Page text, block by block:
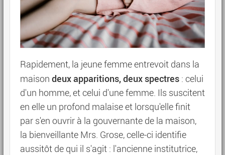
Rapidement, la jeune femme entrevoit dans la
maison deux apparitions, deux spectres: celui
d'un homme, et celui d'une femme. Ils suscitent
en elle un profond malaise et lorsqu'elle finit
par s'en ouvrir à la gouvernante de la maison,
la bienveillante Mrs. Grose, celle-ci identifie
aussitôt de qui il s'agit : l'ancienne institutrice,